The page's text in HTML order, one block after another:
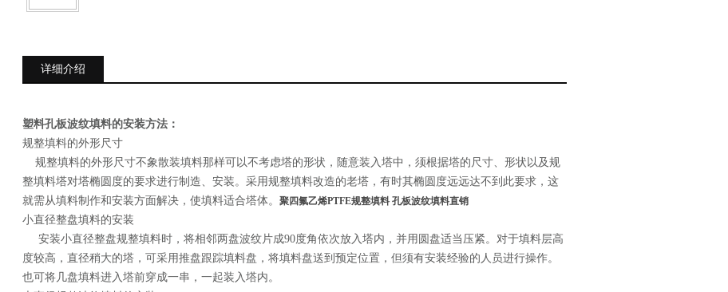
详细介绍
塑料孔板波纹填料的安装方法：
规整填料的外形尺寸
规整填料的外形尺寸不象散装填料那样可以不考虑塔的形状，随意装入塔中，须根据塔的尺寸、形状以及规
整填料塔对塔椭圆度的要求进行制造、安装。采用规整填料改造的老塔，有时其椭圆度远远达不到此要求，这
就需从填料制作和安装方面解决，使填料适合塔体。 聚四氟乙烯PTFE规整填料 孔板波纹填料直销
小直径整盘填料的安装
安装小直径整盘规整填料时，将相邻两盘波纹片成90度角依次放入塔内，并用圆盘适当压紧。对于填料层高
度较高，直径稍大的塔，可采用推盘跟踪填料盘，将填料盘送到预定位置，但须有安装经验的人员进行操作。
也可将几盘填料进入塔前穿成一串，一起装入塔内。